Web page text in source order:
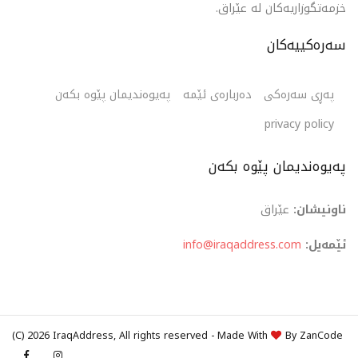
بەکارهێنانی تەکنەلۆژیای پێشکەوتووی لەیزەر. دیکۆری
ئاسوودە دابین بکات، ئەمەش دڵنیای دەدات کە نەخۆشەکان
بە درێژایی سەردانەکەیان هەست بە ئاسوودەیی دەکەن.
دەکاتە ئامانج کە پێویستیان بە ڕێکاری چارەسەری تایبەتمەند
هەیە.
خزمەتگوزاریەکان لە عێراق.
سەرەکییەکان
پەڕی سەرەکی دەربارەی ئێمە
پەیوەندیمان پێوە بکەن
privacy policy
پەیوەندیمان پێوە بکەن
ناونیشان: عێراق
ئێمەیل: info@iraqaddress.com
(C) 2026 IraqAddress, All rights reserved - Made With ByZanCode